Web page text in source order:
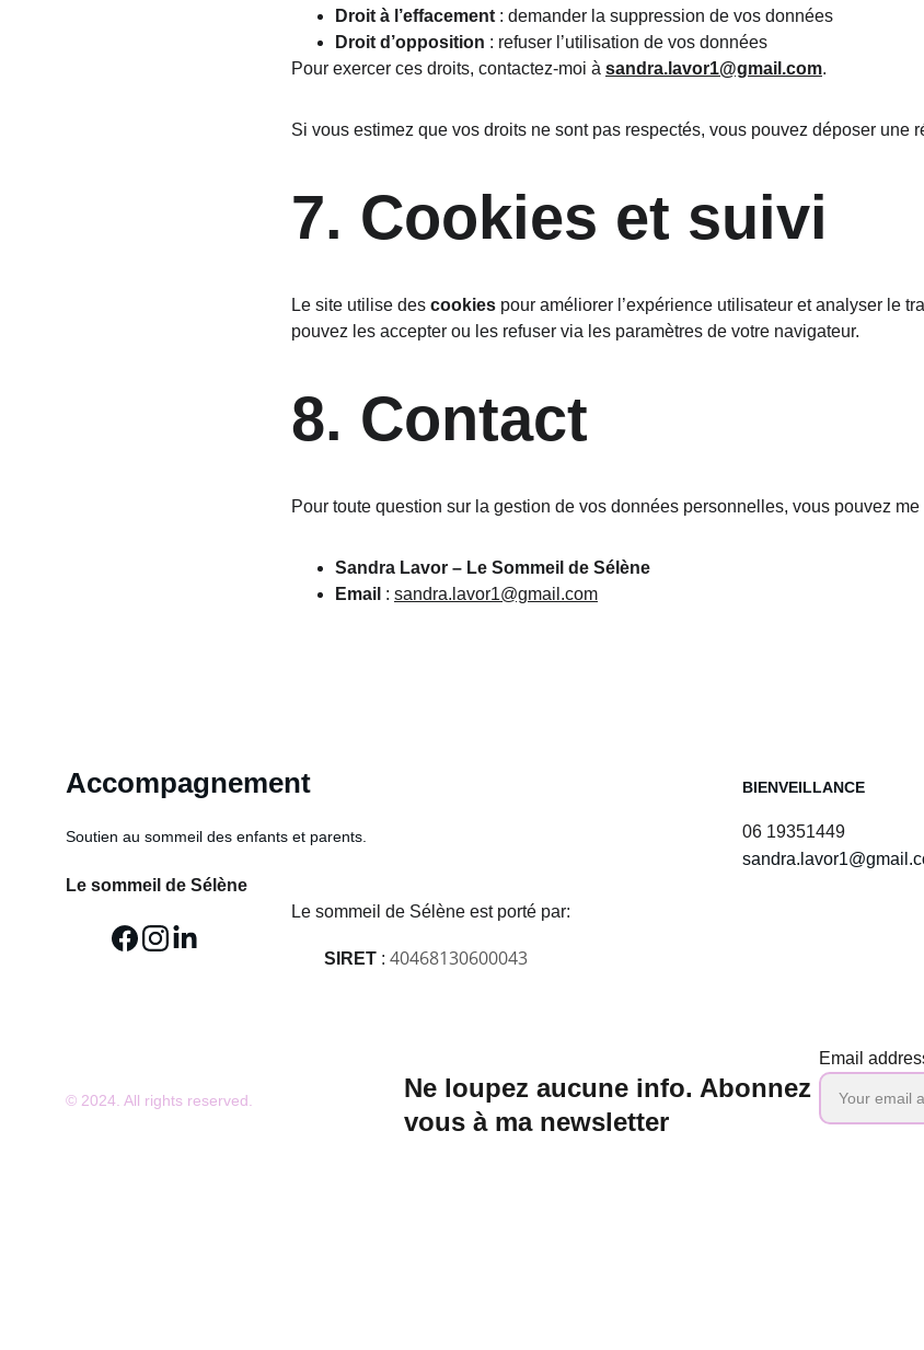
Droit à l’effacement : demander la suppression de vos données
Droit d’opposition : refuser l’utilisation de vos données
Pour exercer ces droits, contactez-moi à sandra.lavor1@gmail.com.
Si vous estimez que vos droits ne sont pas respectés, vous pouvez déposer une
7. Cookies et suivi
Le site utilise des cookies pour améliorer l’expérience utilisateur et analyser le
pouvez les accepter ou les refuser via les paramètres de votre navigateur.
8. Contact
Pour toute question sur la gestion de vos données personnelles, vous pouvez me
Sandra Lavor – Le Sommeil de Sélène
Email : sandra.lavor1@gmail.com
Accompagnement
Soutien au sommeil des enfants et parents.
BIENVEILLANCE
06 19351449
© 2024. All rights reserved.
Le sommeil de Sélène
Le sommeil de Sélène est porté par:
SIRET : 40468130600043
Ne loupez aucune info. Abonnez
vous à ma newsletter
Email